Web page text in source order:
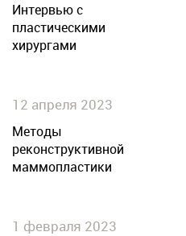
Интервью с
пластическими
хирургами
12 апреля 2023
Методы
реконструктивной
маммопластики
1 февраля 2023